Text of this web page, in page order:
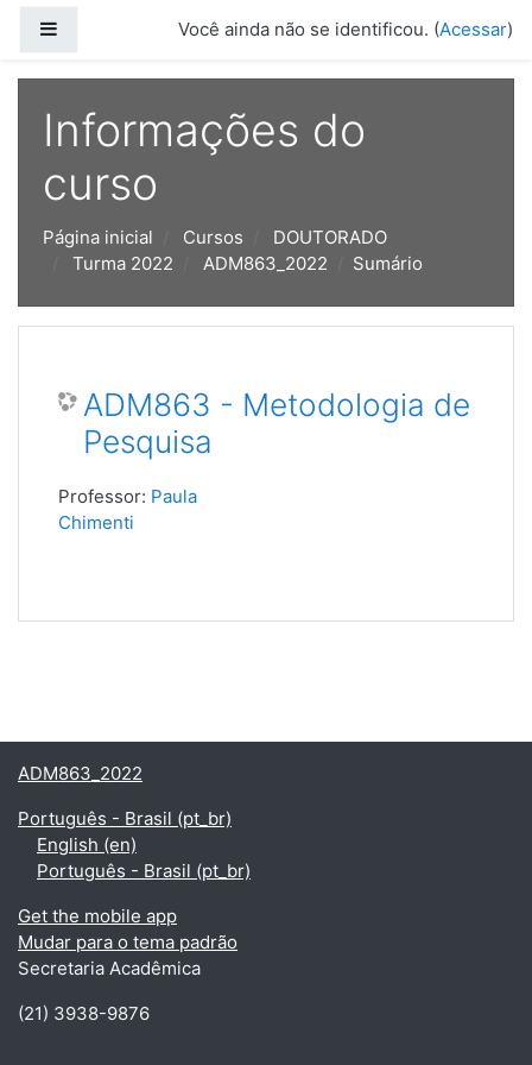
Você ainda não se identificou. (Acessar)
Informações do
curso
Página inicial Cursos
DOUTORADO
Turma 2022
ADM863_2022 Sumário
ADM863 - Metodologia de
Pesquisa
Professor: Paula
Chimenti
ADM863_2022
Português - Brasil ‎(pt_br)‎
English ‎(en)‎
Português - Brasil ‎(pt_br)‎
Get the mobile app
Mudar para o tema padrão
Secretaria Acadêmica
(21) 3938-9876